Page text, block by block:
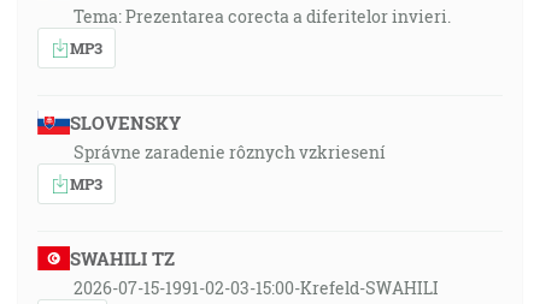
Tema: Prezentarea corecta a diferitelor invieri.
MP3
SLOVENSKY
Správne zaradenie rôznych vzkriesení
MP3
SWAHILI TZ
2026-07-15-1991-02-03-15:00-Krefeld-SWAHILI